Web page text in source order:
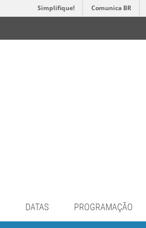
Simplifique! Comunica BR
DATAS PROGRAMAÇÃO